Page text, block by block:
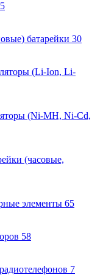
5
батарейки 30
(Li-Ion, Li-
(Ni-MH, Ni-Cd,
(часовые,
элементы 65
58
7